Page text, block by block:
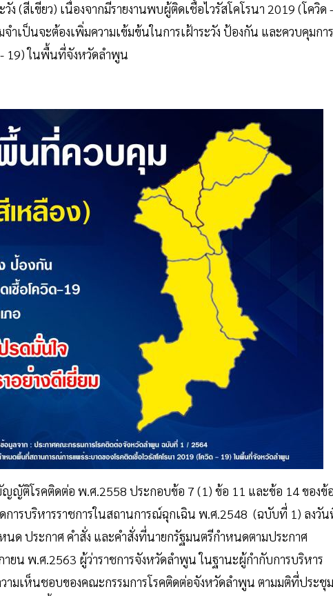
(สีเขียว) เนื่องจากมีรายงานพบผู้ติดเชื้อไวรัสโคโรนา 2019 (โควิด -
ป็นจะต้องเพิ่มความเข้มข้นในการเฝ้าระวัง ป้องกัน และควบคุมการ
- 19) ในพื้นที่จังหวัดลำพูน
ญญัติโรคติดต่อ พ.ศ.2558 ประกอบข้อ 7 (1) ข้อ 11 และข้อ 14 ของข้
การบริหารราชการในสถานการณ์ฉุกเฉิน พ.ศ.2548 (ฉบับที่ 1) ลงวั
ด ประกาศ คำสั่ง และคำสั่งที่นายกรัฐมนตรีกำหนดตามประกาศ
น พ.ศ.2563 ผู้ว่าราชการจังหวัดลำพูน ในฐานะผู้กำกับการบริหาร
มเห็นชอบของคณะกรรมการโรคติดต่อจังหวัดลำพูน ตามมติที่ประชุม